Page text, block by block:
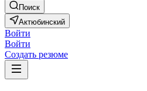
Поиск
Актюбинский
Войти
Войти
Создать резюме